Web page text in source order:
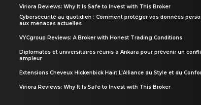
Viriora Reviews: Why It Is Safe to Invest with This Broker
Cybersécurité au quotidien : Comment protéger vos données
aux menaces actuelles
VYCgroup Reviews: A Broker with Honest Trading Conditions
Diplomates et universitaires réunis à Ankara pour prévenir un
ampleur
Extensions Cheveux Hickenbick Hair: L’Alliance du Style et du
Viriora Reviews: Why It Is Safe to Invest with This Broker